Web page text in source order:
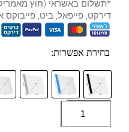
דירקט, פייפאל, ביט,
בחירת אפשרות:
כמות
לוח